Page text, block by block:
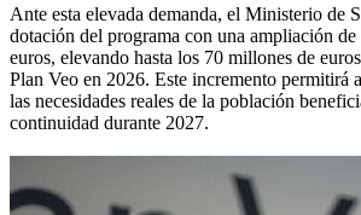
Ante esta elevada demanda, el Ministerio de
dotación del programa con una ampliación
euros, elevando hasta los 70 millones de
Plan Veo en 2026. Este incremento permitirá
las necesidades reales de la población
continuidad durante 2027.